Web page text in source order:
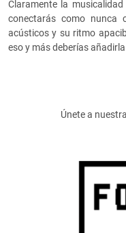
Claramente la
conectarás como nunca
acústicos y su ritmo
eso y más deberías
Únete a